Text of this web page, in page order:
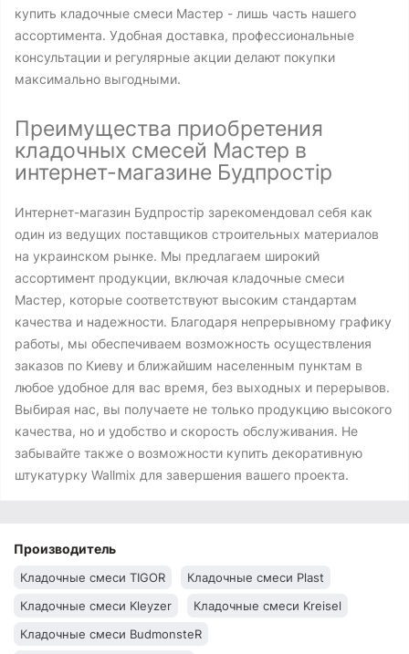
купить кладочные смеси Мастер - лишь часть нашего
ассортимента. Удобная доставка, профессиональные
консультации и регулярные акции делают покупки
максимально выгодными.
Преимущества приобретения
кладочных смесей Мастер в
интернет-магазине Будпростір
Интернет-магазин Будпростір зарекомендовал себя как
один из ведущих поставщиков строительных материалов
на украинском рынке. Мы предлагаем широкий
ассортимент продукции, включая кладочные смеси
Мастер, которые соответствуют высоким стандартам
качества и надежности. Благодаря непрерывному графику
работы, мы обеспечиваем возможность осуществления
заказов по Киеву и ближайшим населенным пунктам в
любое удобное для вас время, без выходных и перерывов.
Выбирая нас, вы получаете не только продукцию высокого
качества, но и удобство и скорость обслуживания. Не
забывайте также о возможности купить декоративную
штукатурку Wallmix для завершения вашего проекта.
Производитель
Кладочные смеси TIGOR
Кладочные смеси Plast
Кладочные смеси Kleyzer
Кладочные смеси Kreisel
Кладочные смеси BudmonsteR